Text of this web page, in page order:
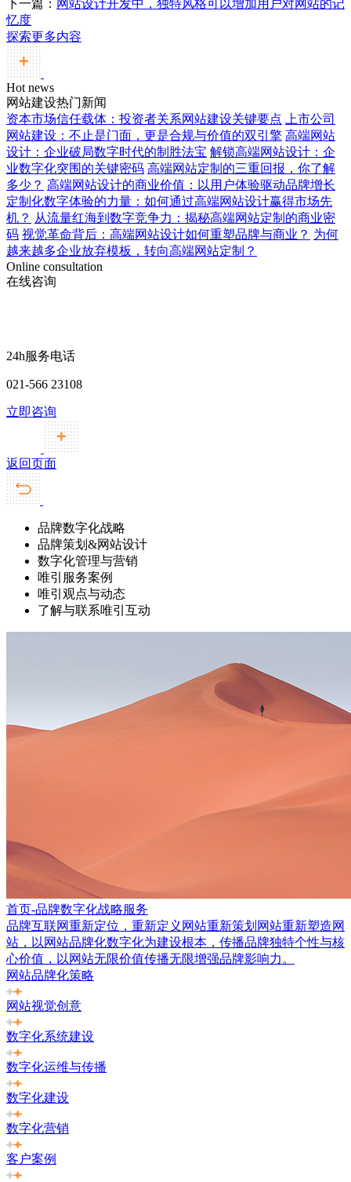
下一篇： 网站设计开发中，独特风格可以增加用户对网站的记
忆度
探索更多内容
Hot news
网站建设热门新闻
资本市场信任载体：投资者关系网站建设关键要点
上市公司
网站建设：不止是门面，更是合规与价值的双引擎 高端网站
设计：企业破局数字时代的制胜法宝 解锁高端网站设计：企
业数字化突围的关键密码 高端网站定制的三重回报，你了解
多少？ 高端网站设计的商业价值：以用户体验驱动品牌增长
定制化数字体验的力量：如何通过高端网站设计赢得市场先
机？ 从流量红海到数字竞争力：揭秘高端网站定制的商业密
码 视觉革命背后：高端网站设计如何重塑品牌与商业？ 为何
越来越多企业放弃模板，转向高端网站定制？
Online consultation
在线咨询
24h服务电话
021-566 23108
立即咨询
返回页面
品牌数字化战略
品牌策划&网站设计
数字化管理与营销
唯引服务案例
唯引观点与动态
了解与联系唯引互动
首页-品牌数字化战略服务
品牌互联网重新定位，重新定义网站重新策划网站重新塑造网
站，以网站品牌化数字化为建设根本，传播品牌独特个性与核
心价值，以网站无限价值传播无限增强品牌影响力。
网站品牌化策略
网站视觉创意
数字化系统建设
数字化运维与传播
数字化建设
数字化营销
客户案例